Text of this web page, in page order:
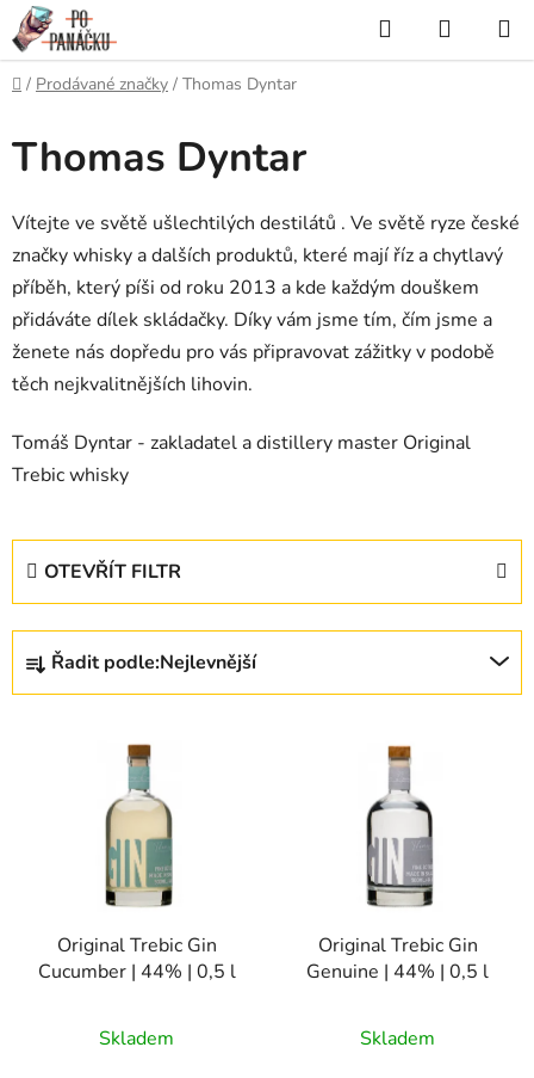
Přejít
na
obsah
Hledat
KOŠÍK
Domů
/ Prodávané značky / Thomas Dyntar
Thomas Dyntar
Vítejte ve světě ušlechtilých destilátů . Ve světě ryze české
značky whisky a dalších produktů, které mají říz a chytlavý
příběh, který píši od roku 2013 a kde každým douškem
přidáváte dílek skládačky. Díky vám jsme tím, čím jsme a
ženete nás dopředu pro vás připravovat zážitky v podobě
těch nejkvalitnějších lihovin.
Tomáš Dyntar - zakladatel a distillery master Original
Trebic whisky
OTEVŘÍT FILTR
Ř
z
Řadit podle:Nejlevnější
Original Trebic Gin
Cucumber | 44% | 0,5 l
Skladem
Original Trebic Gin
Genuine | 44% | 0,5 l
Skladem